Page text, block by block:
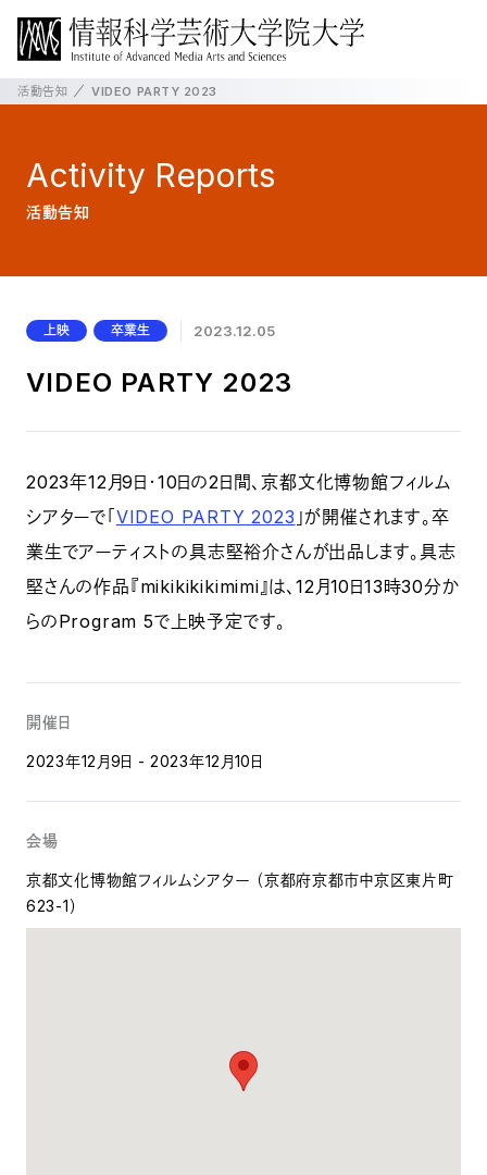
活動告知 VIDEO PARTY 2023
Activity Reports
活動告知
上映 卒業生 2023.12.05
VIDEO PARTY 2023
2023年12月9日・10日の2日間、京都文化博物館フィルム
シアターで「 VIDEO PARTY 2023 」が開催されます。卒
業生でアーティストの具志堅裕介さんが出品します。具志
堅さんの作品『mikikikikimimi』は、12月10日13時30分か
らのProgram 5で上映予定です。
開催日
2023年12月9日 - 2023年12月10日
会場
京都文化博物館フィルムシアター （京都府京都市中京区東片町
623-1）